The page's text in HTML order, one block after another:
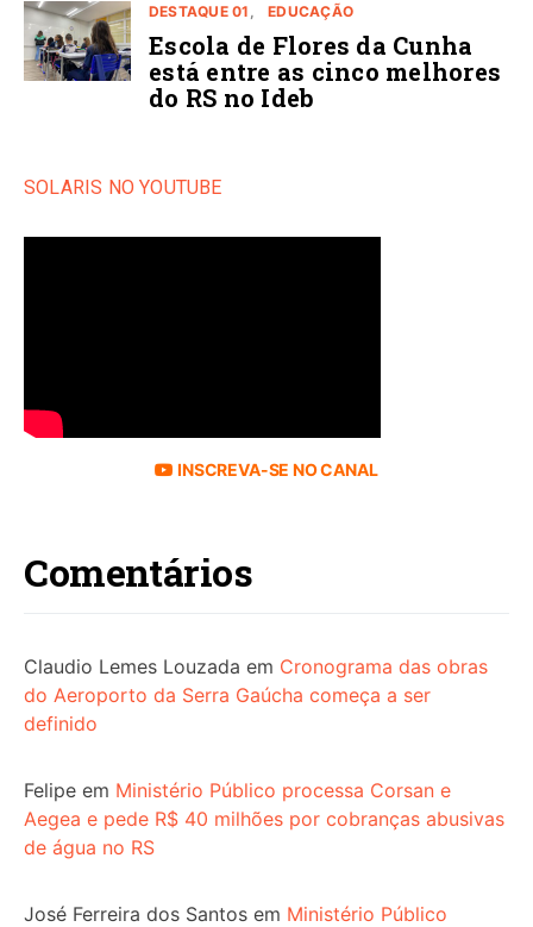
DESTAQUE 01 EDUCAÇÃO
Escola de Flores da Cunha
está entre as cinco melhores
do RS no Ideb
SOLARIS NO YOUTUBE
INSCREVA-SE NO CANAL
Comentários
Claudio Lemes Louzada em Cronograma das obras
do Aeroporto da Serra Gaúcha começa a ser
definido
Felipe em Ministério Público processa Corsan e
Aegea e pede R$ 40 milhões por cobranças abusivas
de água no RS
José Ferreira dos Santos em Ministério Público